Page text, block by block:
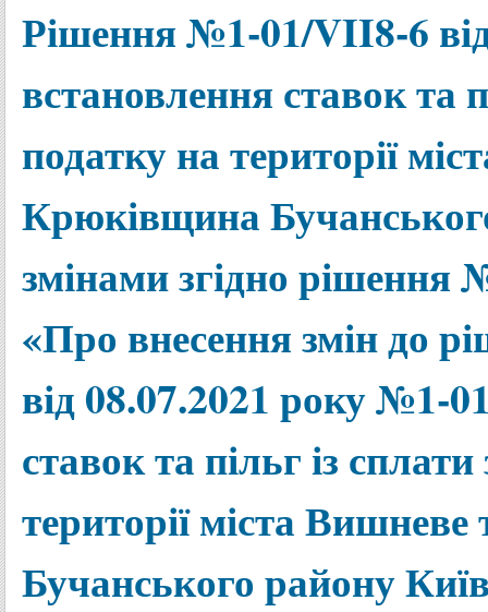
Рішення №1-01/VII8-6
встановлення ставок та
податку на території
Крюківщина
змінами згідно
«Про внесення змін до
від 08.07.2021 року №1-
ставок та пільг із
території міста
Бучанського району